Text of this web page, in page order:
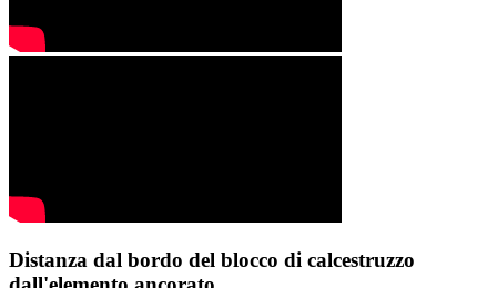
Distanza dal bordo del blocco di calcestruzzo